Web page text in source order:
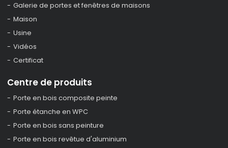
Galerie de portes et fenêtres de maisons
Maison
Usine
Vidéos
Certificat
Centre de produits
Porte en bois composite peinte
Porte étanche en WPC
Porte en bois sans peinture
Porte en bois revêtue d'aluminium